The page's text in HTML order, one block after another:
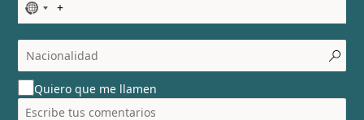
N
o
c
o
u
n
t
Quiero que me llamen